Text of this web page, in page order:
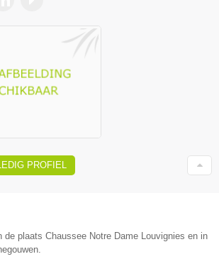
PROFIEL
de plaats Chaussee Notre Dame Louvignies en in